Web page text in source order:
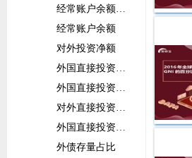
经常账户余额占比
经常账户余额
对外投资净额
外国直接投资净流入占比
外国直接投资净流入
对外直接投资净流出占比
外国直接投资净流出
外债存量占比